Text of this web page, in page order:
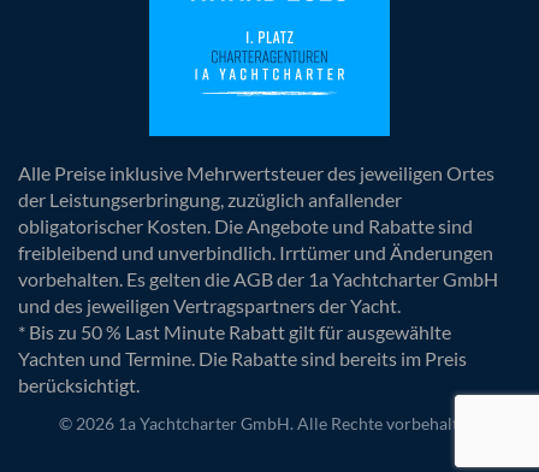
Alle Preise inklusive Mehrwertsteuer des jeweiligen Ortes
der Leistungserbringung, zuzüglich anfallender
obligatorischer Kosten. Die Angebote und Rabatte sind
freibleibend und unverbindlich. Irrtümer und Änderungen
vorbehalten. Es gelten die AGB der 1a Yachtcharter GmbH
und des jeweiligen Vertragspartners der Yacht.
* Bis zu 50 % Last Minute Rabatt gilt für ausgewählte
Yachten und Termine. Die Rabatte sind bereits im Preis
berücksichtigt.
© 2026 1a Yachtcharter GmbH. Alle Rechte vorbehalten.